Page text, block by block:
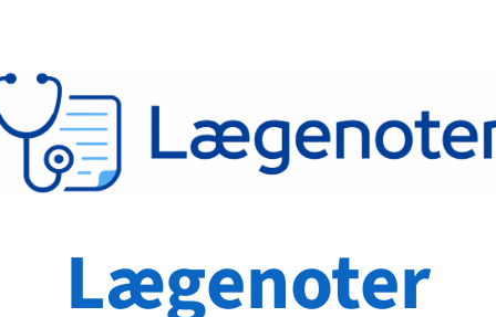
Lægenoter